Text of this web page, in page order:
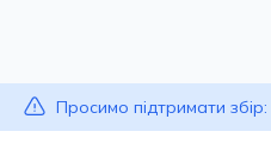
Просимо підтримати збір: